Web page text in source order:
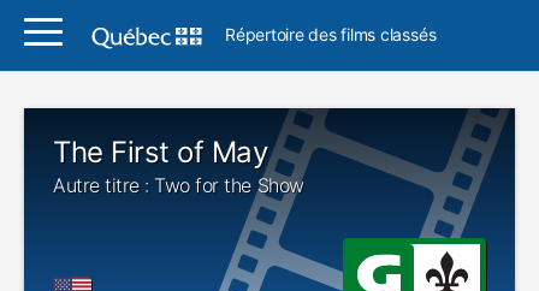
Répertoire des films classés
The First of May
Autre titre : Two for the Show